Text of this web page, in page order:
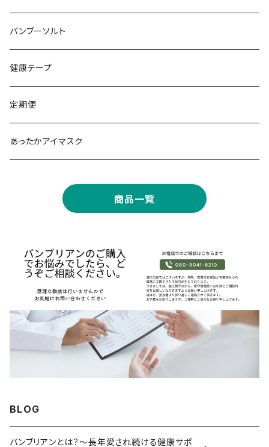
バンブリアン 赤松エキス
アサジ水
華美粧 バンブージェル
モバイルエステ
バンブーソルト
健康テープ
定期便
あったかアイマスク
商品一覧
BLOG
バンブリアンとは？～長年愛され続ける健康サポ